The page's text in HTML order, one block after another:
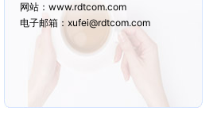
网站：www.rdtcom.com
电子邮箱：xufei@rdtcom.com